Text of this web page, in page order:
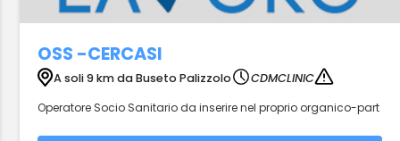
OSS -CERCASI
A soli 9 km da Buseto Palizzolo
CDMCLINIC
Operatore Socio Sanitario da inserire nel proprio organico-part